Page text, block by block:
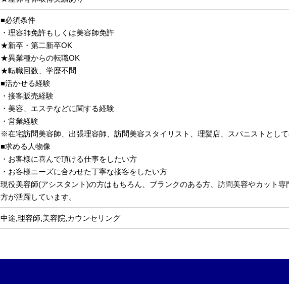
■必須条件
・理容師免許もしくは美容師免許
★新卒・第二新卒OK
★異業種からの転職OK
★転職回数、学歴不問
■活かせる経験
・接客販売経験
・美容、エステなどに関する経験
・営業経験
※在宅訪問美容師、出張理容師、訪問美容スタイリスト、理髪店、スパニストとし
■求める人物像
・お客様に喜んで頂ける仕事をしたい方
・お客様ニーズに合わせた丁寧な接客をしたい方
現役美容師(アシスタント)の方はもちろん、ブランクのある方、訪問美容やカット
方が活躍しています。
中途,理容師,美容院,カウンセリング